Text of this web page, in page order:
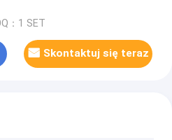
：1 SET
Skontaktuj się teraz